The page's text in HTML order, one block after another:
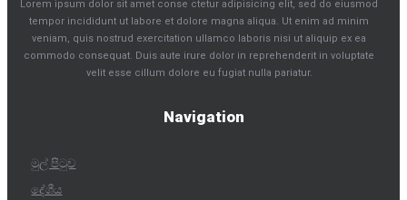
Lorem ipsum dolor sit amet conse ctetur adipisicing elit, sed do eiusmod
tempor incididunt ut labore et dolore magna aliqua. Ut enim ad minim
veniam, quis nostrud exercitation ullamco laboris nisi ut aliquip ex ea
commodo consequat. Duis aute irure dolor in reprehenderit in voluptate
velit esse cillum dolore eu fugiat nulla pariatur.
Navigation
මුල් පිටුව
දේශීය